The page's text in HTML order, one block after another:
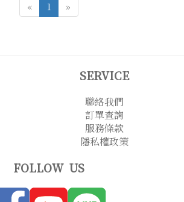
« 1 »
SERVICE
聯絡我們
訂單查詢
服務條款
隱私權政策
FOLLOW US